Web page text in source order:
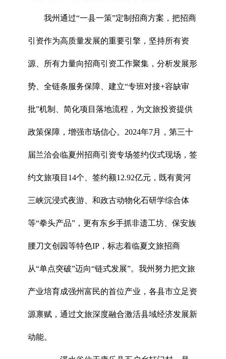
我州通过“一县一策”定制招商方案，把招商
引资作为高质量发展的重要引擎，坚持所有资
源、所有力量向招商引资工作聚集，分析发展形
势、全链条服务保障、建立“专班对接+容缺审
批”机制、简化项目落地流程，为文旅投资提供
政策保障，增强市场信心。2024年7月，第三十
届兰洽会临夏州招商引资专场签约仪式现场，签
约文旅项目14个、签约额12.92亿元，既有黄河
三峡沉浸式夜游、和政古动物化石研学综合体
等“拳头产品”，更有东乡手抓非遗工坊、保安族
腰刀文创园等特色IP，标志着临夏文旅招商
从“单点突破”迈向“链式发展”。我州努力把文旅
产业培育成强州富民的首位产业，各县市立足资
源禀赋，通过文旅深度融合激活县域经济发展新
动能。